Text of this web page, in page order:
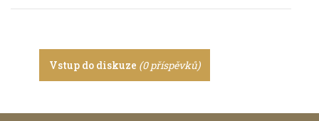
Vstup do diskuze (0 příspěvků)